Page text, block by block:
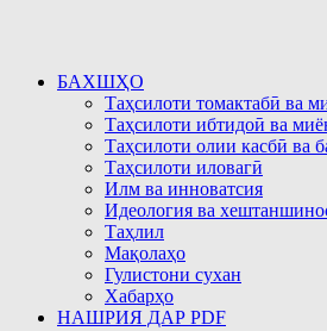
БАХШҲО
Таҳсилоти томактабӣ ва
Таҳсилоти ибтидоӣ ва
Таҳсилоти олии касбӣ ва
Таҳсилоти иловагӣ
Илм ва инноватсия
Идеология ва
Таҳлил
Мақолаҳо
Гулистони сухан
Хабарҳо
НАШРИЯ ДАР PDF